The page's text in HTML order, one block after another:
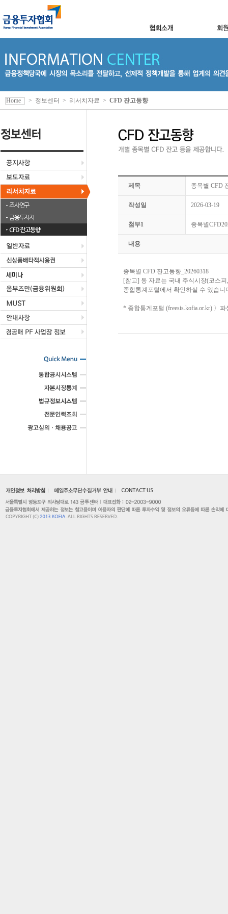
조사연구
금융투자지
CFD 잔고동향
Home > 정보센터 > 리서치자료 > CFD 잔고동향
제목 종목별 CFD
작성일 2026-03-19
첨부1 종목별
내용
종목별 CFD 잔고동향_20260318
[참고] 동 자료는 국내 주식시장(코스
종합통계포털에서 확인하실 수 있습니
* 종합통계포털 (freesis.kofia.or.kr) 〉